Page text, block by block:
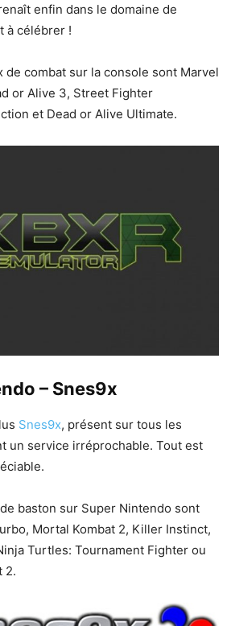
enfin dans le domaine de
à célébrer !
de combat sur la console sont Marvel
or Alive 3, Street Fighter
et Dead or Alive Ultimate.
– Snes9x
Snes9x, présent sur tous les
un service irréprochable. Tout est
baston sur Super Nintendo sont
Mortal Kombat 2, Killer Instinct,
Turtles: Tournament Fighter ou
2.